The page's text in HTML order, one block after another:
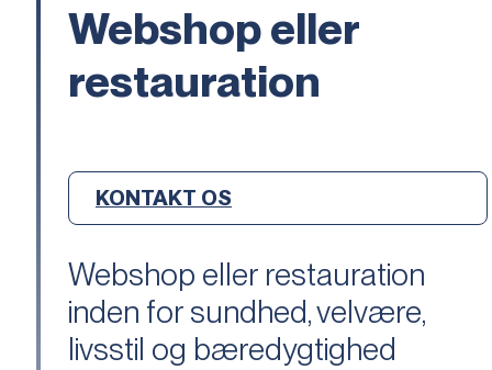
Webshop eller
restauration
KONTAKT OS
Webshop eller restauration
inden for sundhed, velvære,
livsstil og bæredygtighed